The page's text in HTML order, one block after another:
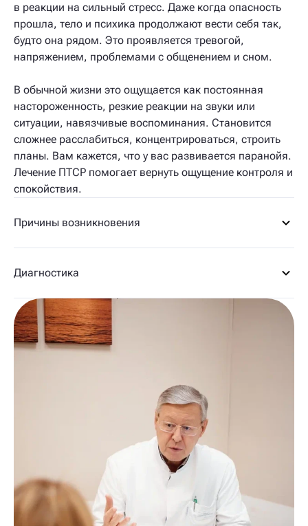
в реакции на сильный стресс. Даже когда опасность
прошла, тело и психика продолжают вести себя так,
будто она рядом. Это проявляется тревогой,
напряжением, проблемами с общенением и сном.
В обычной жизни это ощущается как постоянная
настороженность, резкие реакции на звуки или
ситуации, навязчивые воспоминания. Становится
сложнее расслабиться, концентрироваться, строить
планы. Вам кажется, что у вас развивается паранойя.
Лечение ПТСР помогает вернуть ощущение контроля и
спокойствия.
Причины возникновения
Диагностика